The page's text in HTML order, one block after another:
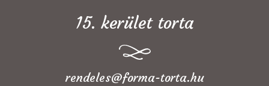
15. kerület torta
rendeles@forma-torta.hu